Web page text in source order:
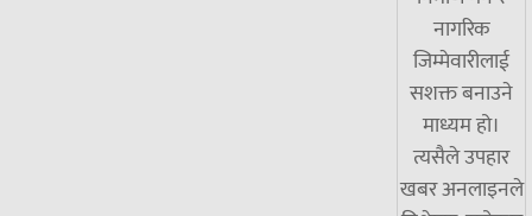
नागरिक
जिम्मेवारीलाई
सशक्त बनाउने
माध्यम हो।
त्यसैले उपहार
खबर अनलाइनले